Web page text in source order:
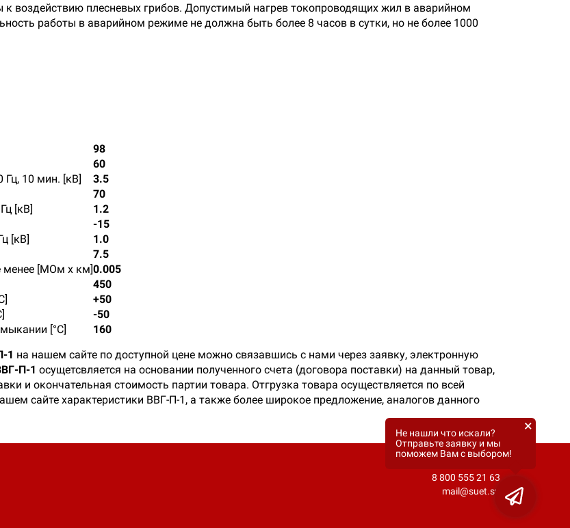
к воздействию плесневых грибов. Допустимый нагрев токопроводящих жил в аварийном
работы в аварийном режиме не должна быть более 8 часов в сутки, но не более 1000
98
60
Гц, 10 мин. [кВ]
3.5
70
[кВ]
1.2
-15
[кВ]
1.0
7.5
менее [МОм х км]0.005
450
+50
-50
[°С]
160
1 на нашем сайте по доступной цене можно связавшись с нами через заявку, электронную
П-1 осущетсвляется на основании полученного счета (договора поставки) на данный товар,
и окончательная стоимость партии товара. Отгрузка товара осуществляется по всей
сайте характеристики ВВГ-П-1, а также более широкое предложение, аналогов данного
8 800 555 21 63
mail@suet.su
Не нашли что искали?
Отправьте заявку и мы
поможем Вам с выбором!
×